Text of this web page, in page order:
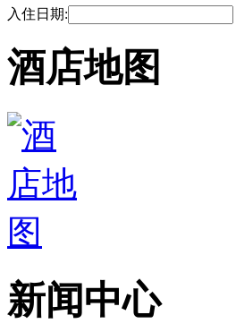
入住日期:
酒店地图
新闻中心